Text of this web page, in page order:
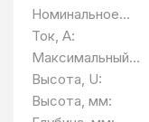
совместно с
кВ·А
имеет высоту
установки в
Механический
розеток:
Номинальное
напряжение, В:
Ток, А:
Максимальный
ток, А:
Высота, U:
Высота, мм: